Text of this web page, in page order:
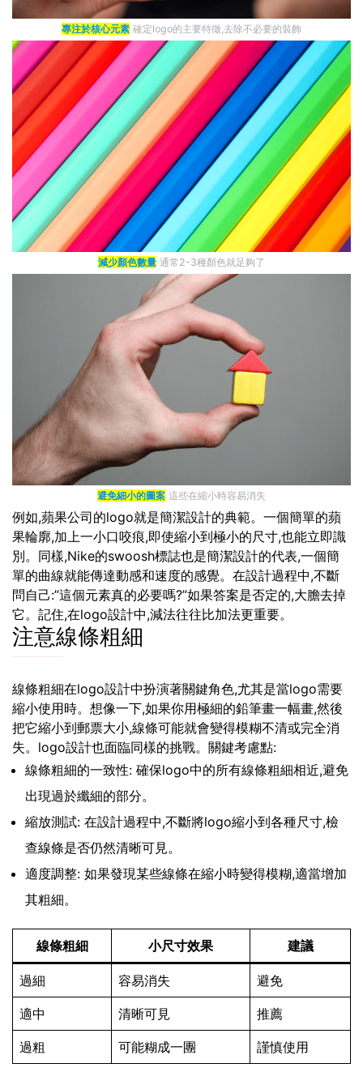
專注於核心元素 確定logo的主要特徵,去除不必要的裝飾
減少顏色數量 通常2-3種顏色就足夠了
避免細小的圖案 這些在縮小時容易消失
例如,蘋果公司的logo就是簡潔設計的典範。一個簡單的蘋
果輪廓,加上一小口咬痕,即使縮小到極小的尺寸,也能立即識
別。同樣,Nike的swoosh標誌也是簡潔設計的代表,一個簡
單的曲線就能傳達動感和速度的感覺。在設計過程中,不斷
問自己:”這個元素真的必要嗎?”如果答案是否定的,大膽去掉
它。記住,在logo設計中,減法往往比加法更重要。
注意線條粗細
線條粗細在logo設計中扮演著關鍵角色,尤其是當logo需要
縮小使用時。想像一下,如果你用極細的鉛筆畫一幅畫,然後
把它縮小到郵票大小,線條可能就會變得模糊不清或完全消
失。logo設計也面臨同樣的挑戰。關鍵考慮點:
線條粗細的一致性: 確保logo中的所有線條粗細相近,避免
出現過於纖細的部分。
縮放測試: 在設計過程中,不斷將logo縮小到各種尺寸,檢
查線條是否仍然清晰可見。
適度調整: 如果發現某些線條在縮小時變得模糊,適當增加
其粗細。
線條粗細 小尺寸效果 建議
過細 容易消失 避免
適中 清晰可見 推薦
過粗 可能糊成一團 謹慎使用